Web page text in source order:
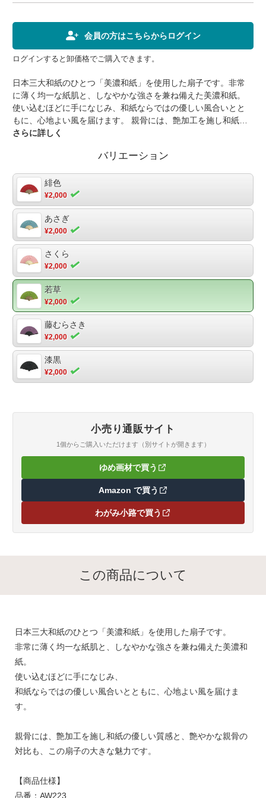
会員の方はこちらからログイン
ログインすると卸価格でご購入できます。
日本三大和紙のひとつ「美濃和紙」を使用した扇子です。非常
に薄く均一な紙肌と、しなやかな強さを兼ね備えた美濃和紙。
使い込むほどに手になじみ、和紙ならではの優しい風合いとと
もに、心地よい風を届けます。 親骨には、艶加工を施し和紙の
優しい質感と、艶やかな親骨の対比も、この扇子の大きな魅力
210×370mm(7寸) 個装 225×30×15mm重量：32g内容：扇子 1
ス入（PET)包装：ー備考：美濃和紙、片面貼り 環付かな
め かなめ部分にお好きな飾りを付けられます。
さらに詳しく
バリエーション
緋色
¥2,000
あさぎ
¥2,000
さくら
¥2,000
若草
¥2,000
藤むらさき
¥2,000
漆黒
¥2,000
小売り通販サイト
1個からご購入いただけます（別サイトが開きます）
ゆめ画材で買う（新しいタブで開きます）
Amazon で買う（新しいタブで開きます）
わがみ小路で買う（新しいタブで開きます）
この商品について
日本三大和紙のひとつ「美濃和紙」を使用した扇子です。
非常に薄く均一な紙肌と、しなやかな強さを兼ね備えた美濃和
紙。
使い込むほどに手になじみ、
和紙ならではの優しい風合いとともに、心地よい風を届けま
す。
親骨には、艶加工を施し和紙の優しい質感と、艶やかな親骨の
対比も、この扇子の大きな魅力です。
【商品仕様】
品番：AW223